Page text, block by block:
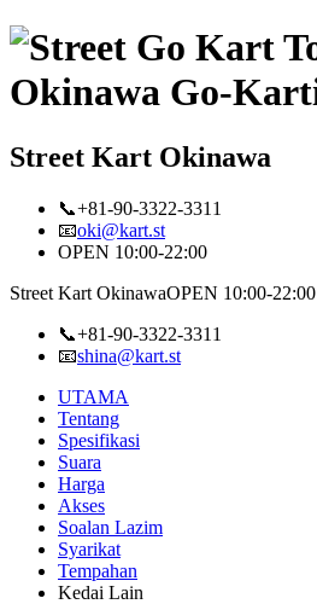
Street Kart Okinawa
📞+81-90-3322-3311
📧oki@kart.st
OPEN 10:00-22:00
Street Kart OkinawaOPEN 10:00-22:00
📞+81-90-3322-3311
📧shina@kart.st
UTAMA
Tentang
Spesifikasi
Suara
Harga
Akses
Soalan Lazim
Syarikat
Tempahan
Kedai Lain